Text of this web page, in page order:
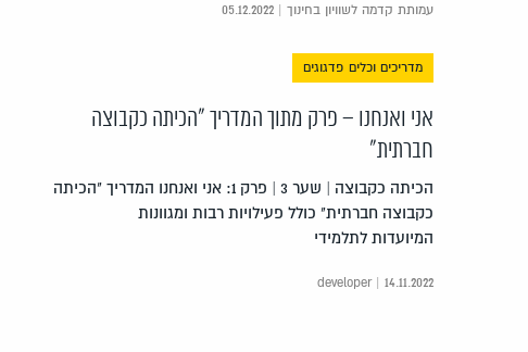
עמותת קדמה לשוויון בחינוך | 05.12.2022
מדריכים וכלים פדגוגים
אני ואנחנו – פרק מתוך המדריך "הכיתה כקבוצה
חברתית"
הכיתה כקבוצה | שער 3 | פרק 1: אני ואנחנו המדריך "הכיתה
כקבוצה חברתית" כולל פעילויות רבות ומגוונות
המיועדות לתלמידי
developer | 14.11.2022